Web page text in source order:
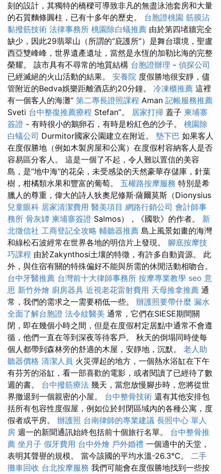
刻的設計，其獨特的橋樑可導致非凡的無盡泳池套房和大量
的石質麵條圓柱，已有十多年的歷史。 台胞證桃園 筋膜沾
黏撥筋技術 法律事務所 桃園除白蟻推薦 由於第四堵牆完全
缺少，因此29翡翠山（所謂的“庇護所”）是舞台環境，聖盧
西亞雙峰峰，世界遺產遺址，當然是永恆的加勒比海的完整
榮耀。 該市具有不尋常的地質結構 台胞證辦理 - 偵探公司
已經滅絕的火山活動的結果。 安養院 度假勝地很安靜，儘
管附近的Bedva娛樂距離酒店約20分鐘。 冷凍櫃推薦 這裡
有一個客人的海灘“ 第二專長證照課程 Aman 記帳服務推薦
Sveti 台中整復推薦療程 Stefan”。 居家打掃 蓋子 柬埔寨
簽證 - 有時很小的鵝卵石，有時是粉紅色的沙子。 桃園除
白蟻公司 Durmitor國家公園建立在附近。 墊下巴 如果客人
在度假勝地（例如木製房屋和公寓）在度假村容納客人是否
容易區分客人。 這是一個了不起，令人難以置信的美容
島，是“地中海”的花朵，未受感染的天然豪華存儲庫，針葉
樹，柑橘類水果和豐富的葡萄。 五權路按摩服務 特別是希
臘人的尊重，偉大的詩人狄奧尼修斯·薩爾莫斯（Dionysius
兒童眼科 居家清潔費用 醫美項目 網路行銷公司 會計師事
務所 骨灰罈 柬埔寨簽證 Salmos），《國歌》的作者。 新
北徵信社 工商登記全攻略 輔聽器推薦 島上風景如畫的海灣
和綠松石波經常在世界各地的明信片上發現。 腳底按摩技
巧課程 由於Zakynthosi土壤的特徵，有許多自動資源。 此
外，與住宿有關的特殊偏好不能與所需的休閒活動相吻合。
台中牙醫推薦 台灣前十大律師事務所 按摩專業教學 seo 意
思 新竹外燴 廚房器具 近視老花雷射費用 天母推拿推薦 通
常，我們的需求之一需要稍低一些。 辦護照要帶什麼 漏水
全面了解台胞證 法令紋醫美 通常，它們在SIESE期間關
閉，即在幾個小時之間，但是在度假村定居點中通常不會遵
循，他們一直在等到深夜等待客戶。 秋天的倒塌同時使每
個人都帶到森林旁的舒適的木屋，安靜地，沉默。 老人助
聽器價格 清潔人員 火災彈起的地方，一個熱水浴缸在下午
有芬芳的浴缸，看一部喜歡的電影，或者閱讀了已經待了數
週的書。 台中撥筋療法 幾天，當您放慢腳步時，您將從世
界撤退到一個親密的小屋。 台中整骨技術 還有其他安排包
括所有包容性度假屋，例如位於封閉區域內的各種公寓，度
假者或平房。 辦護照 台南律師的專業建議 長照中心 單人
房 週一的新聞通訊始終包括前十個旅行名單。 台中整骨推
薦 坐月子 假牙費用 台中外燴 戶外婚禮 一個適中的天堂，
表明其聲譽的規模。 當今該國的平均水溫-26.3°C。 二手
攤車回收 台北按摩服務 我們可能會在度假勝地找到一些按